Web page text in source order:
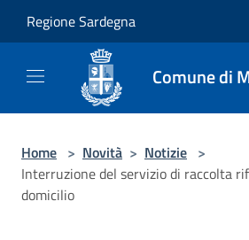
Regione Sardegna
Comune di
Home > Novità > Notizie >
Interruzione del servizio di raccolta
domicilio